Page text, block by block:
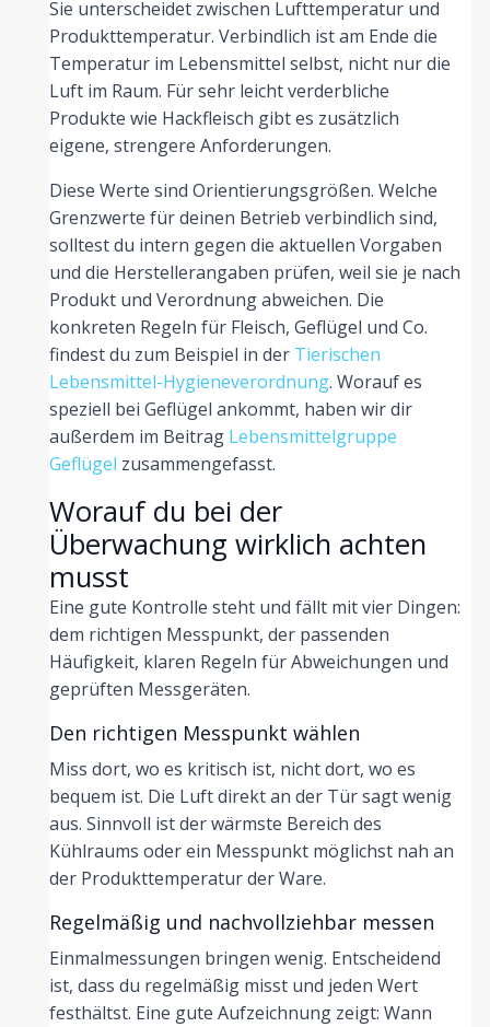
Sie unterscheidet zwischen Lufttemperatur und
Produkttemperatur. Verbindlich ist am Ende die
Temperatur im Lebensmittel selbst, nicht nur die
Luft im Raum. Für sehr leicht verderbliche
Produkte wie Hackfleisch gibt es zusätzlich
eigene, strengere Anforderungen.
Diese Werte sind Orientierungsgrößen. Welche
Grenzwerte für deinen Betrieb verbindlich sind,
solltest du intern gegen die aktuellen Vorgaben
und die Herstellerangaben prüfen, weil sie je nach
Produkt und Verordnung abweichen. Die
konkreten Regeln für Fleisch, Geflügel und Co.
findest du zum Beispiel in der Tierischen
Lebensmittel-Hygieneverordnung. Worauf es
speziell bei Geflügel ankommt, haben wir dir
außerdem im Beitrag Lebensmittelgruppe
Geflügel zusammengefasst.
Worauf du bei der
Überwachung wirklich achten
musst
Eine gute Kontrolle steht und fällt mit vier Dingen:
dem richtigen Messpunkt, der passenden
Häufigkeit, klaren Regeln für Abweichungen und
geprüften Messgeräten.
Den richtigen Messpunkt wählen
Miss dort, wo es kritisch ist, nicht dort, wo es
bequem ist. Die Luft direkt an der Tür sagt wenig
aus. Sinnvoll ist der wärmste Bereich des
Kühlraums oder ein Messpunkt möglichst nah an
der Produkttemperatur der Ware.
Regelmäßig und nachvollziehbar messen
Einmalmessungen bringen wenig. Entscheidend
ist, dass du regelmäßig misst und jeden Wert
festhältst. Eine gute Aufzeichnung zeigt: Wann